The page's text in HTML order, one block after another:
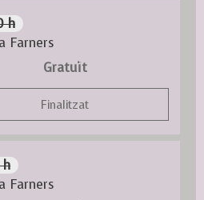
h
Farners
Gratuït
Finalitzat
h
Farners